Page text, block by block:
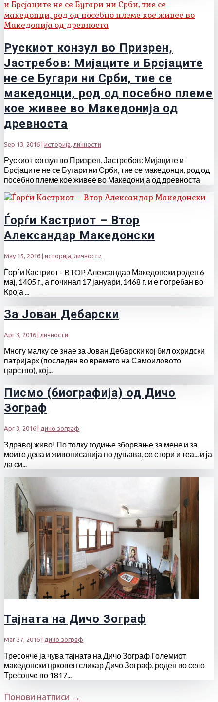
Рускиот конзул во Призрен,
Јастребов: Мијаците и Брсјаците
не се Бугари ни Срби, тие се
македонци, род од посебно племе
кое живее во Македонија од
древноста
Sep 13, 2016 историја, личности
Рускиот конзул во Призрен, Јастребов: Мијаците и
Брсјаците не се Бугари ни Срби, тие се македонци, род од
посебно племе кое живее во Македонија од древноста
Ѓорѓи Кастриот – Bтор
Александар Македонски
May 15, 2016 историја, личности
Ѓорѓи Кастриот - BTOP Александар Македонски роден 6
мај, 1405 г., а починал 17 јануари, 1468 г. и е погребан во
Кроја ...
За Јован Дебарски
Apr 3, 2016 | личности
Многу малку се знае за Јован Дебарски кој бил охридски
патријарх (последен во времето на Самоиловото
царство), кој...
Писмо (биографија) од Дичо
Зограф
Apr 3, 2016 | дичо зограф
Здравој живо! По толку годиње зборвање за мене и за
моите дела и живописанија по дуњава, се стори и теа... и ја
да си...
Тајната на Дичо Зограф
Mar 27, 2016 | дичо зограф
Тресонче ја чува тајната на Дичо Зограф Големиот
македонски црковен сликар Дичо Зограф, роден во село
Тресонче во 1817...